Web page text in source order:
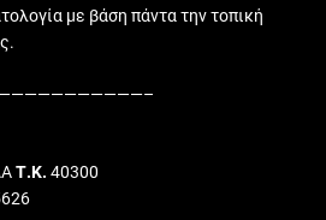
με βάση πάντα την τοπική
Τ.Κ. 40300